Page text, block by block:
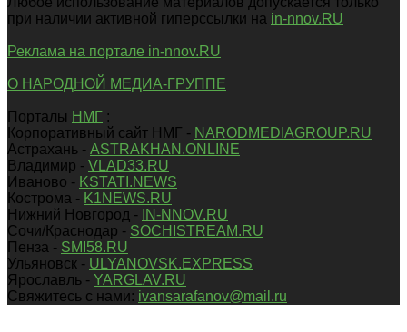
при наличии активной гиперссылки на in-nnov.RU
Реклама на портале in-nnov.RU
О НАРОДНОЙ МЕДИА-ГРУППЕ
Порталы НМГ :
Корпоративный сайт НМГ - NARODMEDIAGROUP.RU
Астрахань - ASTRAKHAN.ONLINE
Владимир - VLAD33.RU
Иваново - KSTATI.NEWS
Кострома - K1NEWS.RU
Нижний Новгород -
IN-NNOV.RU
Сочи/Краснодар - SOCHISTREAM.RU
Пенза - SMI58.RU
Ульяновск - ULYANOVSK.EXPRESS
Ярославль - YARGLAV.RU
Свяжитесь с нами: ivansarafanov@mail.ru